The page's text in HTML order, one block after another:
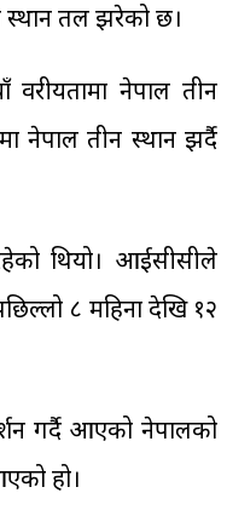
स्थान तल झरेको छ।
नेपाल तीन
नेपाल तीन स्थान झर्दै
थियो। आईसीसीले
८ महिना देखि १२
गर्दै आएको नेपालको
हो।